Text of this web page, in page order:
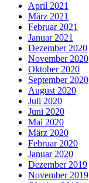
April 2021
März 2021
Februar 2021
Januar 2021
Dezember 2020
November 2020
Oktober 2020
September 2020
August 2020
Juli 2020
Juni 2020
Mai 2020
März 2020
Februar 2020
Januar 2020
Dezember 2019
November 2019